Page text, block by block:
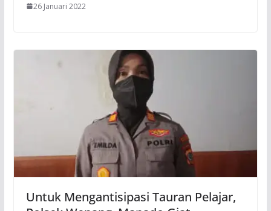
26 Januari 2022
Untuk Mengantisipasi Tauran Pelajar,